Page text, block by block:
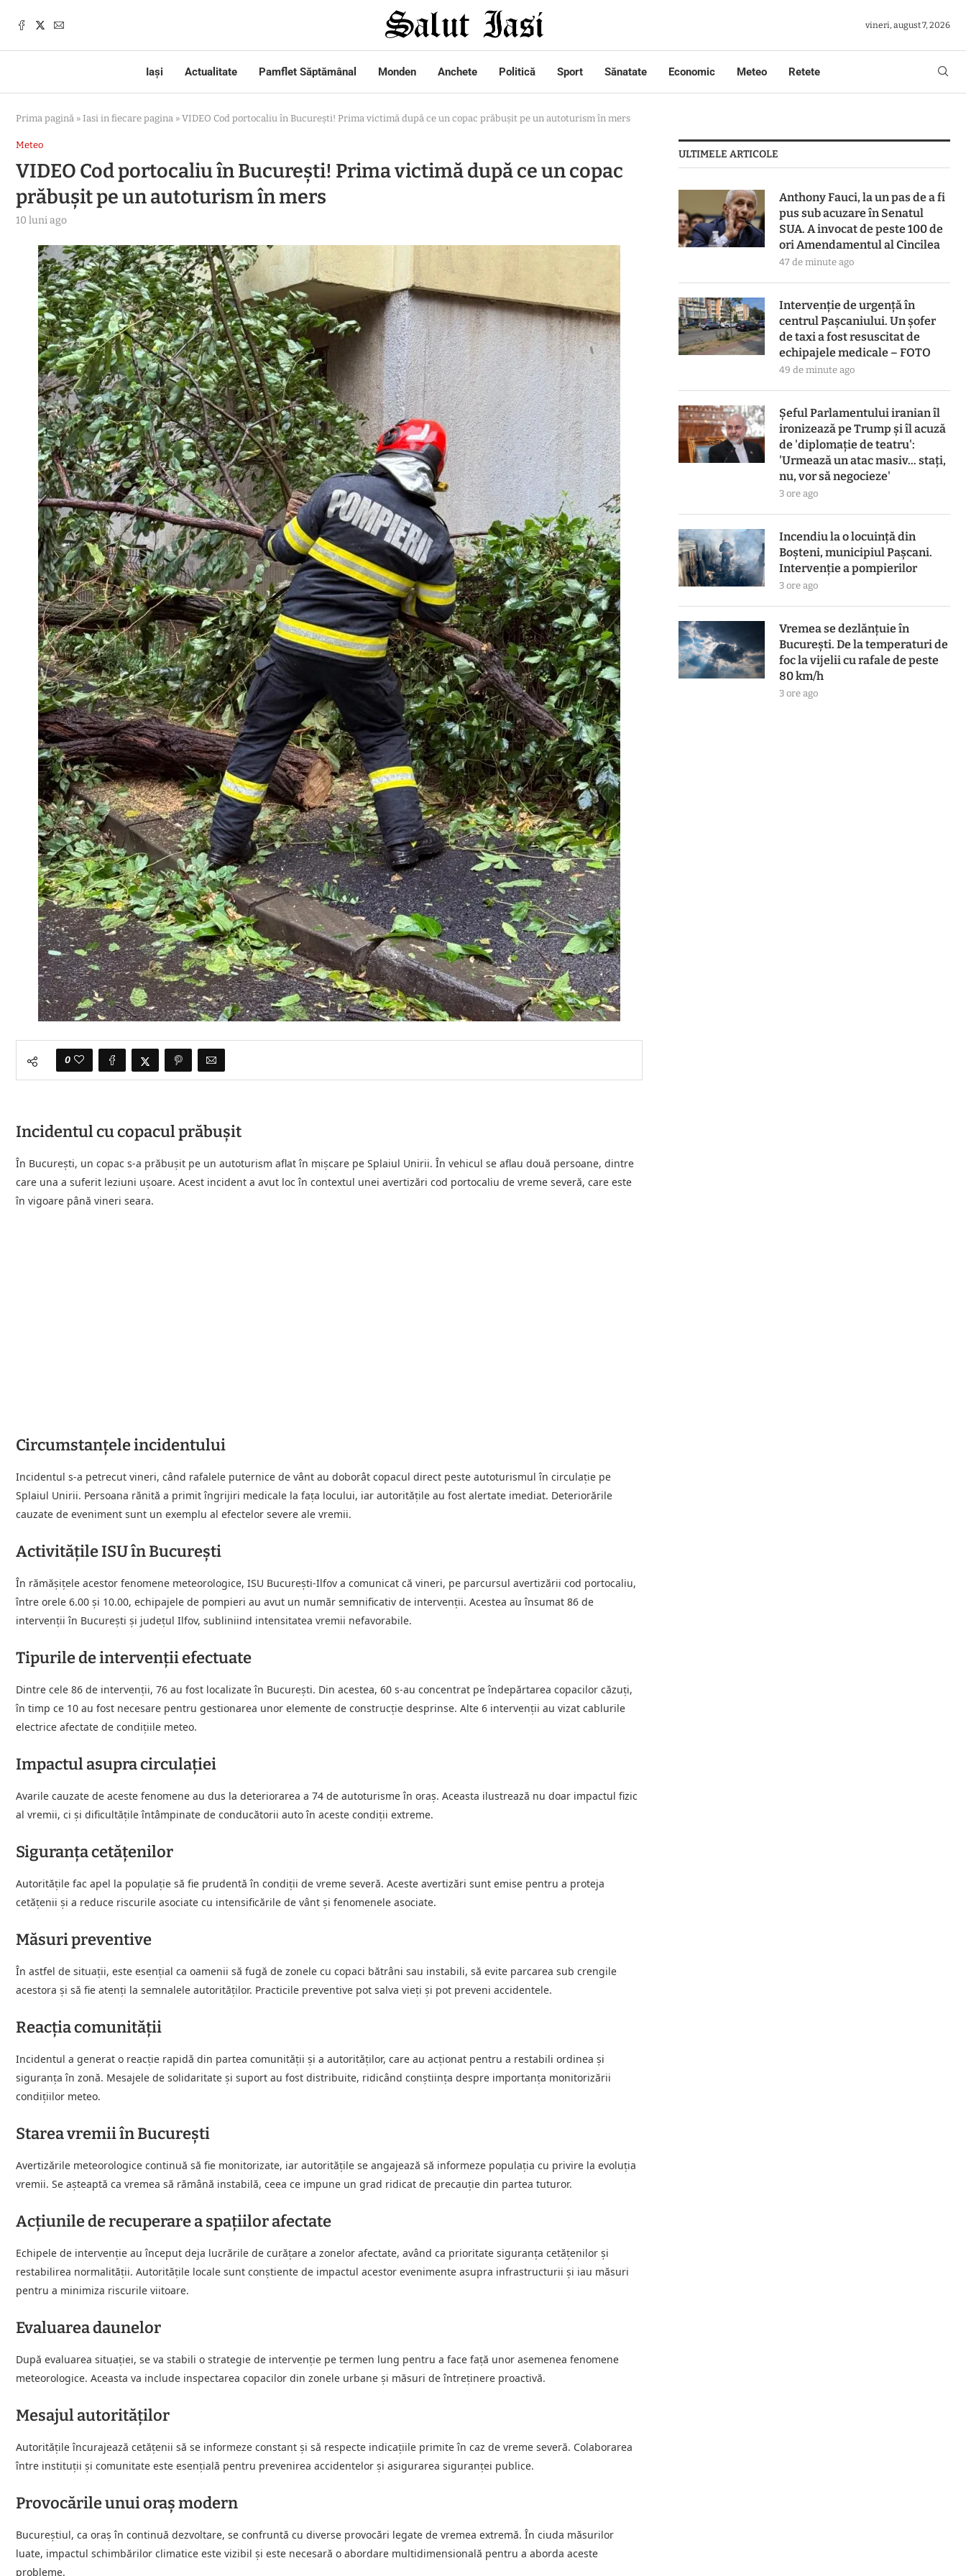
vineri, august 7, 2026
Iași Actualitate Pamflet Săptămânal Monden Anchete Politică Sport Sănatate Economic Meteo Retete
Prima pagină » Iasi in fiecare pagina » VIDEO Cod portocaliu în București! Prima victimă după ce un copac prăbușit pe un autoturism în mers
Meteo
VIDEO Cod portocaliu în București! Prima victimă după ce un copac
prăbușit pe un autoturism în mers
10 luni ago
0
Incidentul cu copacul prăbușit
În București, un copac s-a prăbușit pe un autoturism aflat în mișcare pe Splaiul Unirii. În vehicul se aflau două persoane, dintre
care una a suferit leziuni ușoare. Acest incident a avut loc în contextul unei avertizări cod portocaliu de vreme severă, care este
în vigoare până vineri seara.
Circumstanțele incidentului
Incidentul s-a petrecut vineri, când rafalele puternice de vânt au doborât copacul direct peste autoturismul în circulație pe
Splaiul Unirii. Persoana rănită a primit îngrijiri medicale la fața locului, iar autoritățile au fost alertate imediat. Deteriorările
cauzate de eveniment sunt un exemplu al efectelor severe ale vremii.
Activitățile ISU în București
În rămășițele acestor fenomene meteorologice, ISU București-Ilfov a comunicat că vineri, pe parcursul avertizării cod portocaliu,
între orele 6.00 și 10.00, echipajele de pompieri au avut un număr semnificativ de intervenții. Acestea au însumat 86 de
intervenții în București și județul Ilfov, subliniind intensitatea vremii nefavorabile.
Tipurile de intervenții efectuate
Dintre cele 86 de intervenții, 76 au fost localizate în București. Din acestea, 60 s-au concentrat pe îndepărtarea copacilor căzuți,
în timp ce 10 au fost necesare pentru gestionarea unor elemente de construcție desprinse. Alte 6 intervenții au vizat cablurile
electrice afectate de condițiile meteo.
Impactul asupra circulației
Avarile cauzate de aceste fenomene au dus la deteriorarea a 74 de autoturisme în oraș. Aceasta ilustrează nu doar impactul fizic
al vremii, ci și dificultățile întâmpinate de conducătorii auto în aceste condiții extreme.
Siguranța cetățenilor
Autoritățile fac apel la populație să fie prudentă în condiții de vreme severă. Aceste avertizări sunt emise pentru a proteja
cetățenii și a reduce riscurile asociate cu intensificările de vânt și fenomenele asociate.
Măsuri preventive
În astfel de situații, este esențial ca oamenii să fugă de zonele cu copaci bătrâni sau instabili, să evite parcarea sub crengile
acestora și să fie atenți la semnalele autorităților. Practicile preventive pot salva vieți și pot preveni accidentele.
Reacția comunității
Incidentul a generat o reacție rapidă din partea comunității și a autorităților, care au acționat pentru a restabili ordinea și
siguranța în zonă. Mesajele de solidaritate și suport au fost distribuite, ridicând conștiința despre importanța monitorizării
condițiilor meteo.
Starea vremii în București
Avertizările meteorologice continuă să fie monitorizate, iar autoritățile se angajează să informeze populația cu privire la evoluția
vremii. Se așteaptă ca vremea să rămână instabilă, ceea ce impune un grad ridicat de precauție din partea tuturor.
Acțiunile de recuperare a spațiilor afectate
Echipele de intervenție au început deja lucrările de curățare a zonelor afectate, având ca prioritate siguranța cetățenilor și
restabilirea normalității. Autoritățile locale sunt conștiente de impactul acestor evenimente asupra infrastructurii și iau măsuri
pentru a minimiza riscurile viitoare.
Evaluarea daunelor
După evaluarea situației, se va stabili o strategie de intervenție pe termen lung pentru a face față unor asemenea fenomene
meteorologice. Aceasta va include inspectarea copacilor din zonele urbane și măsuri de întreținere proactivă.
Mesajul autorităților
Autoritățile încurajează cetățenii să se informeze constant și să respecte indicațiile primite în caz de vreme severă. Colaborarea
între instituții și comunitate este esențială pentru prevenirea accidentelor și asigurarea siguranței publice.
Provocările unui oraș modern
Bucureștiul, ca oraș în continuă dezvoltare, se confruntă cu diverse provocări legate de vremea extremă. În ciuda măsurilor
luate, impactul schimbărilor climatice este vizibil și este necesară o abordare multidimensională pentru a aborda aceste
probleme.
ULTIMELE ARTICOLE
Anthony Fauci, la un pas de a fi
pus sub acuzare în Senatul
SUA. A invocat de peste 100 de
ori Amendamentul al Cincilea
47 de minute ago
Intervenție de urgență în
centrul Pașcaniului. Un șofer
de taxi a fost resuscitat de
echipajele medicale – FOTO
49 de minute ago
Șeful Parlamentului iranian îl
ironizează pe Trump și îl acuză
de 'diplomație de teatru':
'Urmează un atac masiv… stați,
nu, vor să negocieze'
3 ore ago
Incendiu la o locuință din
Boșteni, municipiul Pașcani.
Intervenție a pompierilor
3 ore ago
Vremea se dezlănțuie în
București. De la temperaturi de
foc la vijelii cu rafale de peste
80 km/h
3 ore ago